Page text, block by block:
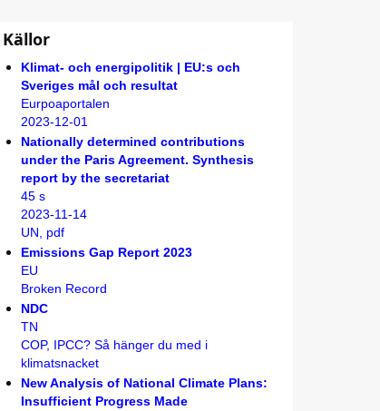
Källor
Klimat- och energipolitik | EU:s och
Sveriges mål och resultat
Eurpoaportalen
2023-12-01
Nationally determined contributions
under the Paris Agreement. Synthesis
report by the secretariat
45 s
2023-11-14
UN, pdf
Emissions Gap Report 2023
EU
Broken Record
NDC
TN
COP, IPCC? Så hänger du med i
klimatsnacket
New Analysis of National Climate Plans:
Insufficient Progress Made